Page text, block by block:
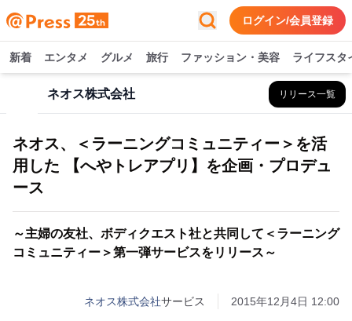
ログイン/会員登録
新着 エンタメ グルメ 旅行 ファッション・美容 ライフスタ
ネオス株式会社 リリース一覧
ネオス、＜ラーニングコミュニティー＞を活
用した 【へやトレアプリ】を企画・プロデュ
ース
～主婦の友社、ボディクエスト社と共同して＜ラーニング
コミュニティー＞第一弾サービスをリリース～
ネオス株式会社サービス 2015年12月4日 12:00